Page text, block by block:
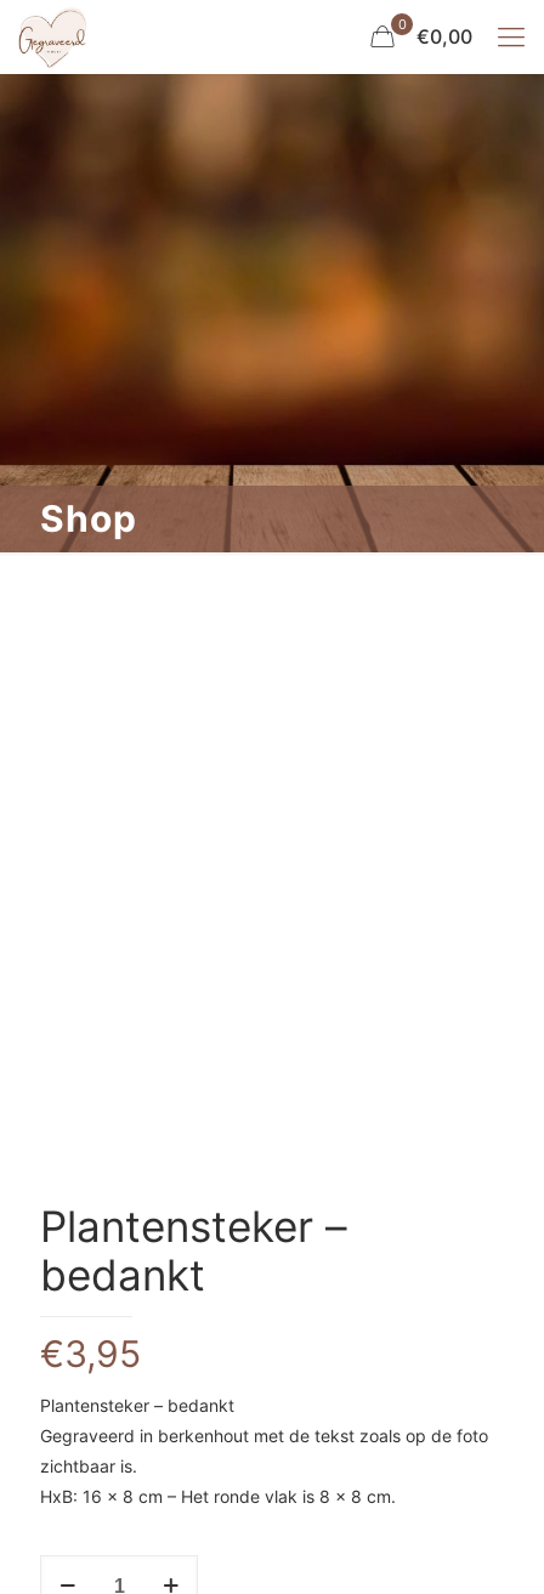
0 €0,00
Shop
Plantensteker –
bedankt
€3,95
Plantensteker – bedankt
Gegraveerd in berkenhout met de tekst zoals op de foto
zichtbaar is.
HxB: 16 x 8 cm – Het ronde vlak is 8 x 8 cm.